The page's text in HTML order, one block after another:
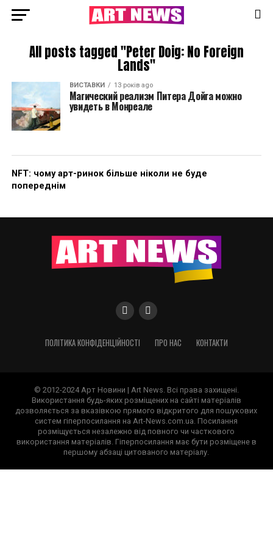
All posts tagged "Peter Doig: No Foreign
Lands"
ВИСТАВКИ 13 років ago
Магический реализм Питера Дойга можно
увидеть в Монреале
NFT: чому арт-ринок більше ніколи не буде
попереднім
ПОЛІТИКА КОНФІДЕНЦІЙНОСТІ ПРО НАС КОНТАКТИ
© 2012-2024 Арт Новини | Art News. Всі права захищені.
Використання будь-яких розміщених на сайті матеріалів
дозволяється за вказівкою прямого відкритого для пошукових
систем гіперпосилання на Art-News.com.ua. Посилання
розміщується незалежно від повного чи часткового
використання матеріалів. Гіперпосилання має бути розміщене в
першому абзаці цитованого матеріалу.